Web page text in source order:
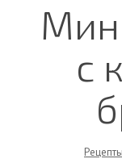
с
Рецепты